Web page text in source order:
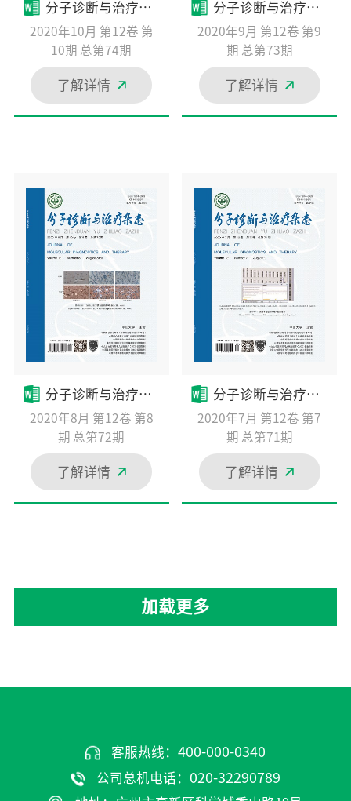
分子诊断与治疗杂态
2020年10月 第12卷 第
10期 总第74期
了解详情
分子诊断与治疗杂态
2020年9月 第12卷 第9
期 总第73期
了解详情
分子诊断与治疗杂态
2020年8月 第12卷 第8
期 总第72期
了解详情
分子诊断与治疗杂态
2020年7月 第12卷 第7
期 总第71期
了解详情
加载更多
客服热线：400-000-0340
公司总机电话：020-32290789